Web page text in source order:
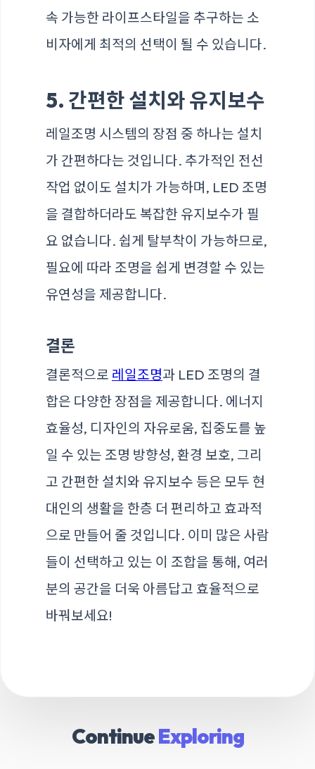
속 가능한 라이프스타일을 추구하는 소
비자에게 최적의 선택이 될 수 있습니다.
5. 간편한 설치와 유지보수
레일조명 시스템의 장점 중 하나는 설치
가 간편하다는 것입니다. 추가적인 전선
작업 없이도 설치가 가능하며, LED 조명
을 결합하더라도 복잡한 유지보수가 필
요 없습니다. 쉽게 탈부착이 가능하므로,
필요에 따라 조명을 쉽게 변경할 수 있는
유연성을 제공합니다.
결론
결론적으로 레일조명과 LED 조명의 결
합은 다양한 장점을 제공합니다. 에너지
효율성, 디자인의 자유로움, 집중도를 높
일 수 있는 조명 방향성, 환경 보호, 그리
고 간편한 설치와 유지보수 등은 모두 현
대인의 생활을 한층 더 편리하고 효과적
으로 만들어 줄 것입니다. 이미 많은 사람
들이 선택하고 있는 이 조합을 통해, 여러
분의 공간을 더욱 아름답고 효율적으로
바꿔보세요!
ContinueExploring